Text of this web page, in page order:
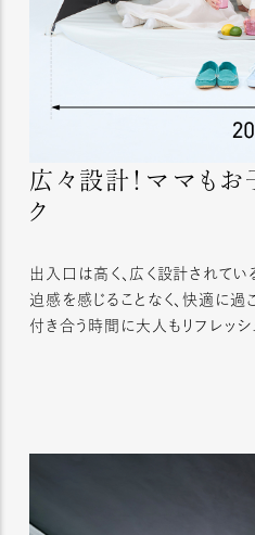
広々設計！ママもお
ク
出入口は高く、広く設計されて
迫感を感じることなく、快適に過
付き合う時間に大人もリフレッシ